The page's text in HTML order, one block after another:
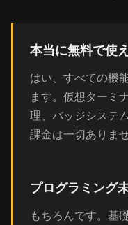
本当に無料で使
はい、すべての機
ます。仮想ターミ
理、バッジシステ
課金は一切ありませ
プログラミング
もちろんです。基